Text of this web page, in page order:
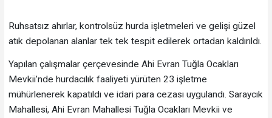
Ruhsatsız ahırlar, kontrolsüz hurda işletmeleri ve gelişi güzel
atık depolanan alanlar tek tek tespit edilerek ortadan kaldırıldı.
Yapılan çalışmalar çerçevesinde Ahi Evran Tuğla Ocakları
Mevkii’nde hurdacılık faaliyeti yürüten 23 işletme
mühürlenerek kapatıldı ve idari para cezası uygulandı. Saraycık
Mahallesi, Ahi Evran Mahallesi Tuğla Ocakları Mevkii ve